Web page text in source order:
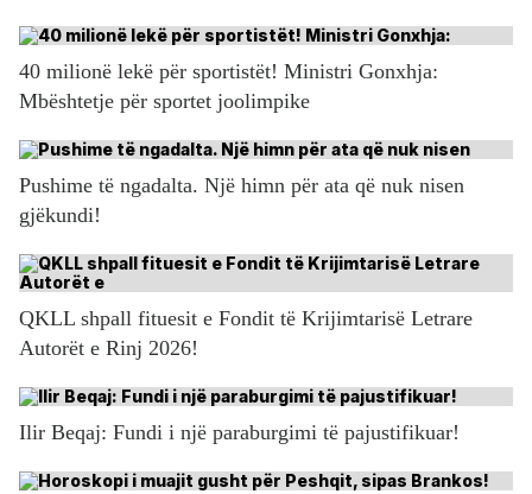
40 milionë lekë për sportistët! Ministri Gonxhja:
Mbështetje për sportet joolimpike
Pushime të ngadalta. Një himn për ata që nuk nisen
gjëkundi!
QKLL shpall fituesit e Fondit të Krijimtarisë Letrare
Autorët e Rinj 2026!
Ilir Beqaj: Fundi i një paraburgimi të pajustifikuar!